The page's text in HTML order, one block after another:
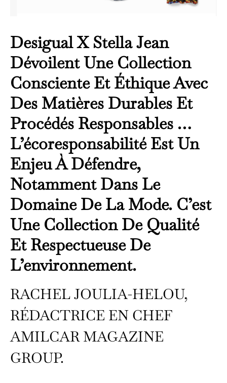
Desigual X Stella Jean
Dévoilent Une Collection
Consciente Et Éthique Avec
Des Matières Durables Et
Procédés Responsables …
L’écoresponsabilité Est Un
Enjeu À Défendre,
Notamment Dans Le
Domaine De La Mode. C’est
Une Collection De Qualité
Et Respectueuse De
L’environnement.
RACHEL JOULIA-HELOU,
RÉDACTRICE EN CHEF
AMILCAR MAGAZINE
GROUP.